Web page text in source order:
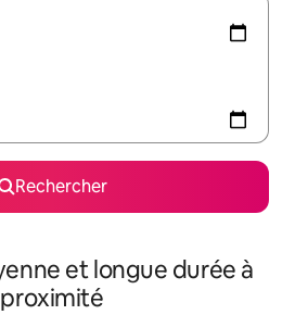
Rechercher
et longue durée à
proximité